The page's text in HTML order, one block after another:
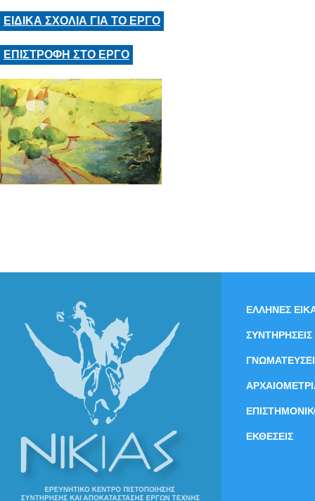
ΕΙΔΙΚΑ ΣΧΟΛΙΑ ΓΙΑ ΤΟ ΕΡΓΟ
ΕΠΙΣΤΡΟΦΗ ΣΤΟ ΕΡΓΟ
ΕΛΛΗΝΕΣ
ΣΥΝΤΗΡΗΣΕΙΣ
ΕΚΘΕΣΕΙΣ